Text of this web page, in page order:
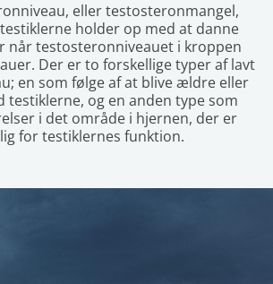
eller testosteronmangel,
holder op med at danne
når testosteronniveauet i kroppen
Der er to forskellige typer af lavt
en som følge af at blive ældre eller
testiklerne, og en anden type som
i det område i hjernen, der er
for testiklernes funktion.